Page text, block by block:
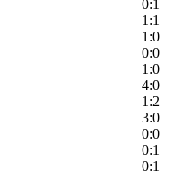
0:1
1:1
1:0
0:0
1:0
4:0
1:2
3:0
0:0
0:1
0:1